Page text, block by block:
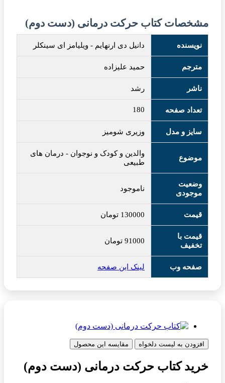
مشخصات کتاب حرکت درمانی (دست دوم)
نویسنده دانیل دی ارنهایم - ویلیامز ای سینکلر
مترجم حمید علیزاده
ناشر رشد
تعداد صفحه 180
سایز و مدل وزیری شومیز
موضوع
والدین و کودک و نوجوان - درمان های
طبیعی
وضعیت
موجودی
ناموجود
قیمت 130000 تومان
قیمت با
تخفیف
91000 تومان
صفحه وب لینک این صفحه
افزودن به لیست دلخواه مقایسه این محصول
خرید کتاب حرکت درمانی (دست دوم)